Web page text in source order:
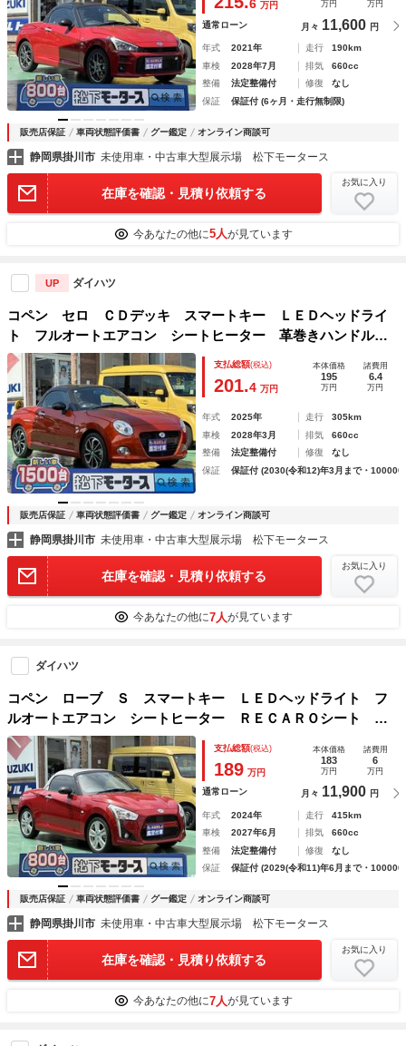
6 万円 万円 万円
通常ローン 月々 11,600 円
年式 2021年 走行
190km
車検
2028年7月 排気
660cc
整備
法定整備付 修復
なし
保証
保証付 (6ヶ月・走行無制限)
販売店保証 車両状態評価書 グー鑑定 オンライン商談可
静岡県掛川市 未使用車・中古車大型展示場 松下モータース
在庫を確認・見積り依頼する
お気に入り
今あなたの他に5人が見ています
UP ダイハツ
コペン セロ ＣＤデッキ スマートキー ＬＥＤヘッドライ
ト フルオートエアコン シートヒーター 革巻きハンドル
フォグランプ オートライト アイドリングストップ クリア
ランスソナー
支払総額(税込)
201.4 万円
本体価格
195
万円
諸費用
6.4
万円
年式 2025年 走行
305km
車検
2028年3月 排気
660cc
整備
法定整備付 修復
なし
保証
保証付 (2030(令和12)年3月まで・
販売店保証 車両状態評価書 グー鑑定 オンライン商談可
静岡県掛川市 未使用車・中古車大型展示場 松下モータース
在庫を確認・見積り依頼する
お気に入り
今あなたの他に7人が見ています
ダイハツ
コペン ローブ Ｓ スマートキー ＬＥＤヘッドライト フ
ルオートエアコン シートヒーター ＲＥＣＡＲＯシート Ｍ
ＯＭＯハンドル パドルシフト フォグランプ オートライ
ト アイドリングストップ
支払総額(税込)
189 万円
本体価格
183
万円
諸費用
6
万円
通常ローン 月々 11,900 円
年式 2024年 走行
415km
車検
2027年6月 排気
660cc
整備
法定整備付 修復
なし
保証
保証付 (2029(令和11)年6月まで・
販売店保証 車両状態評価書 グー鑑定 オンライン商談可
静岡県掛川市 未使用車・中古車大型展示場 松下モータース
在庫を確認・見積り依頼する
お気に入り
今あなたの他に7人が見ています